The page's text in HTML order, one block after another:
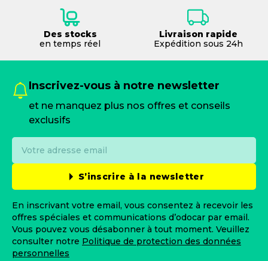
Des stocks
en temps réel
Livraison rapide
Expédition sous 24h
Inscrivez-vous à notre newsletter
et ne manquez plus nos offres et conseils
exclusifs
S’inscrire à la newsletter
En inscrivant votre email, vous consentez à recevoir les
offres spéciales et communications d’odocar par email.
Vous pouvez vous désabonner à tout moment. Veuillez
consulter notre Politique de protection des données
personnelles